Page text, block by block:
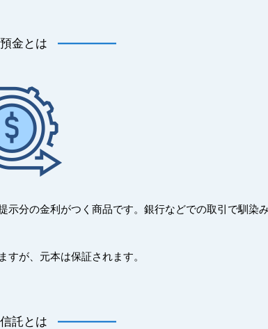
金とは
分の金利がつく商品です。銀行などでの取引で馴染
が、元本は保証されます。
託とは